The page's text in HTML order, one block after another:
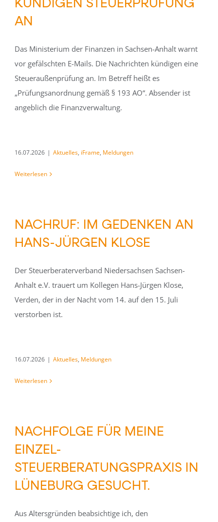
AN
Das Ministerium der Finanzen in Sachsen-Anhalt warnt
vor gefälschten E-Mails. Die Nachrichten kündigen eine
Steueraußenprüfung an. Im Betreff heißt es
„Prüfungsanordnung gemäß § 193 AO“. Absender ist
angeblich die Finanzverwaltung.
16.07.2026 | Aktuelles, iFrame, Meldungen
Weiterlesen
NACHRUF: IM GEDENKEN AN
HANS-JÜRGEN KLOSE
Der Steuerberaterverband Niedersachsen Sachsen-
Anhalt e.V. trauert um Kollegen Hans-Jürgen Klose,
Verden, der in der Nacht vom 14. auf den 15. Juli
verstorben ist.
16.07.2026 | Aktuelles, Meldungen
Weiterlesen
NACHFOLGE FÜR MEINE
EINZEL-
STEUERBERATUNGSPRAXIS IN
LÜNEBURG GESUCHT.
Aus Altersgründen beabsichtige ich, den